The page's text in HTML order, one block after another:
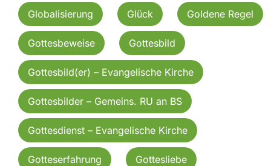
Globalisierung Glück Goldene Regel
Gottesbeweise Gottesbild
Gottesbild(er) – Evangelische Kirche
Gottesbilder – Gemeins. RU an BS
Gottesdienst – Evangelische Kirche
Gotteserfahrung Gottesliebe